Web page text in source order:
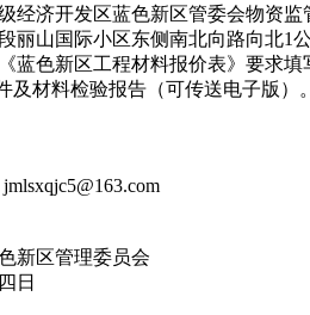
经济开发区蓝色新区管委会物资监
丽山国际小区东侧南北向路向北1
蓝色新区工程材料报价表》要求
及材料检验报告（可传送电子版）
新区管理委员会
日